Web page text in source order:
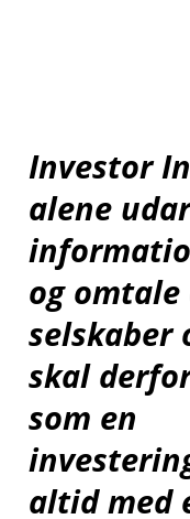
Investor
alene
og
selskaber
skal
som en
altid med